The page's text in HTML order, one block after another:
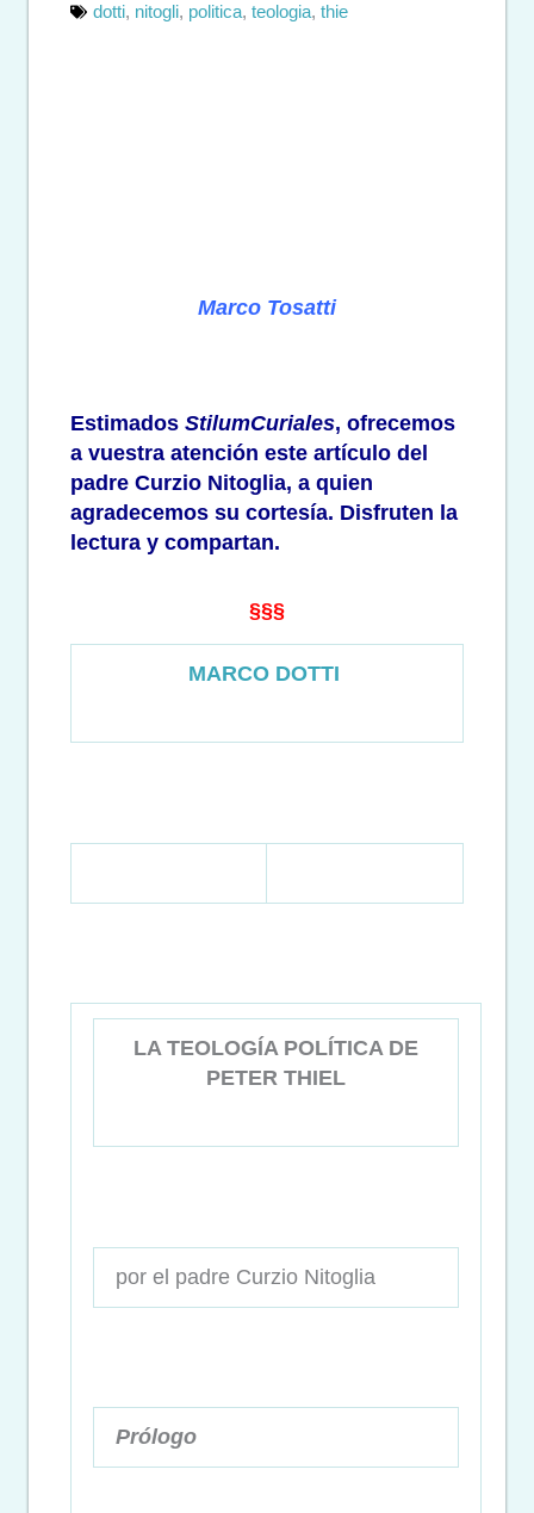
dotti, nitogli, politica, teologia, thie
Marco Tosatti
Estimados StilumCuriales, ofrecemos
a vuestra atención este artículo del
padre Curzio Nitoglia, a quien
agradecemos su cortesía. Disfruten la
lectura y compartan.
§§§
MARCO DOTTI
LA TEOLOGÍA POLÍTICA DE
PETER THIEL
por el padre Curzio Nitoglia
Prólogo